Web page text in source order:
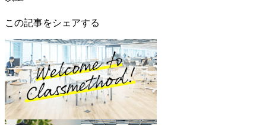
この記事をシェアする